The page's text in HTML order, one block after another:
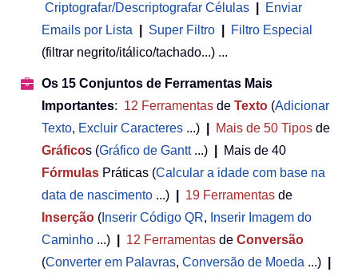
Criptografar/Descriptografar Células
Enviar
Emails por Lista
Super Filtro
Filtro Especial
(filtrar negrito/itálico/tachado...) ...
Os 15 Conjuntos de Ferramentas Mais
Importantes: 12 Ferramentas de Texto (Adicionar
Texto, Excluir Caracteres ...) Mais de 50 Tipos de
Gráficos (Gráfico de Gantt...)
Mais de 40
Fórmulas Práticas (Calcular a idade com base na
data de nascimento ...) 19 Ferramentas de
Inserção ( Inserir Código QR, Inserir Imagem do
Caminho ...) 12 Ferramentas de Conversão
(Converter em Palavras, Conversão de Moeda ...)